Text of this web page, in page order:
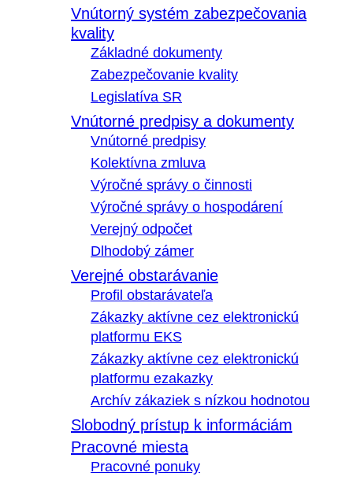
Vnútorný systém zabezpečovania
kvality
Základné dokumenty
Zabezpečovanie kvality
Legislatíva SR
Vnútorné predpisy a dokumenty
Vnútorné predpisy
Kolektívna zmluva
Výročné správy o činnosti
Výročné správy o hospodárení
Verejný odpočet
Dlhodobý zámer
Verejné obstarávanie
Profil obstarávateľa
Zákazky aktívne cez elektronickú
platformu EKS
Zákazky aktívne cez elektronickú
platformu ezakazky
Archív zákaziek s nízkou hodnotou
Slobodný prístup k informáciám
Pracovné miesta
Pracovné ponuky